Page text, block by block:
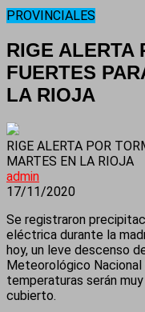
PROVINCIALES
RIGE ALERTA
FUERTES
LA RIOJA
RIGE ALERTA POR
MARTES EN LA RIOJA
admin
17/11/2020
Se registraron
eléctrica durante la
hoy, un leve descenso
Meteorológico
temperaturas serán
cubierto.